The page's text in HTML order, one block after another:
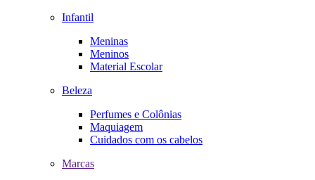
Infantil
Meninas
Meninos
Material Escolar
Beleza
Perfumes e Colônias
Maquiagem
Cuidados com os cabelos
Marcas